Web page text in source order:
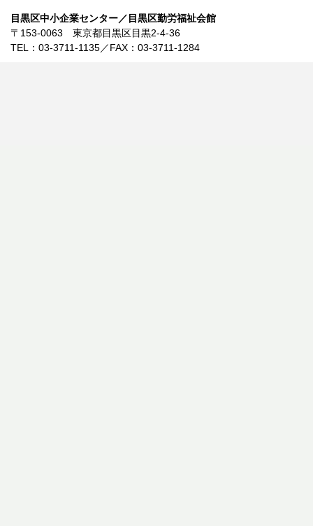
目黒区中小企業センター／目黒区勤労福祉会館
〒153-0063 東京都目黒区目黒2-4-36
TEL：03-3711-1135／FAX：03-3711-1284